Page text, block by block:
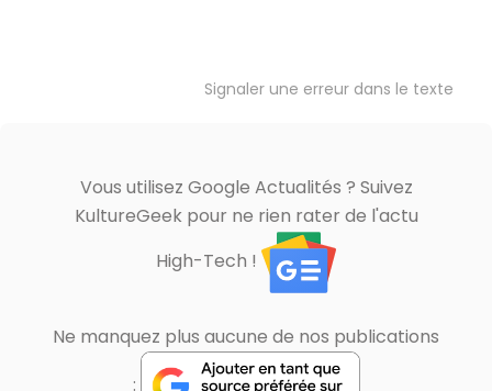
Signaler une erreur dans le texte
Vous utilisez Google Actualités ? Suivez
KultureGeek pour ne rien rater de l'actu
High-Tech !
Ne manquez plus aucune de nos publications
: